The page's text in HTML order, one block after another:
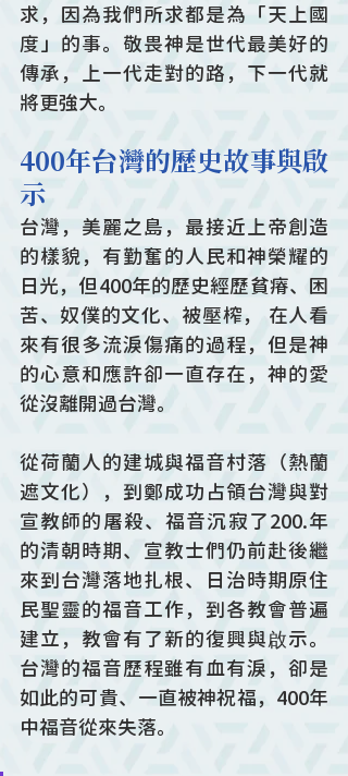
求，因為我們所求都是為「天上國
度」的事。敬畏神是世代最美好的
傳承，上一代走對的路，下一代就
將更強大。
400年台灣的歷史故事與啟
示
台灣，美麗之島，最接近上帝創造
的樣貌，有勤奮的人民和神榮耀的
日光，但400年的歷史經歷貧瘠、困
苦、奴僕的文化、被壓榨， 在人看
來有很多流淚傷痛的過程，但是神
的心意和應許卻一直存在，神的愛
從沒離開過台灣。
從荷蘭人的建城與福音村落（熱蘭
遮文化），到鄭成功占領台灣與對
宣教師的屠殺、福音沉寂了200.年
的清朝時期、宣教士們仍前赴後繼
來到台灣落地扎根、日治時期原住
民聖靈的福音工作，到各教會普遍
建立，教會有了新的復興與啟示。
台灣的福音歷程雖有血有淚，卻是
如此的可貴、一直被神祝福，400年
中福音從來失落。